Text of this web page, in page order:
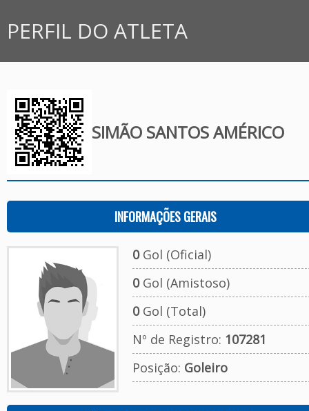
PERFIL DO ATLETA
SIMÃO SANTOS AMÉRICO
INFORMAÇÕES GERAIS
0Gol (Oficial)
0Gol (Amistoso)
0Gol (Total)
Nº de Registro: 107281
Posição: Goleiro